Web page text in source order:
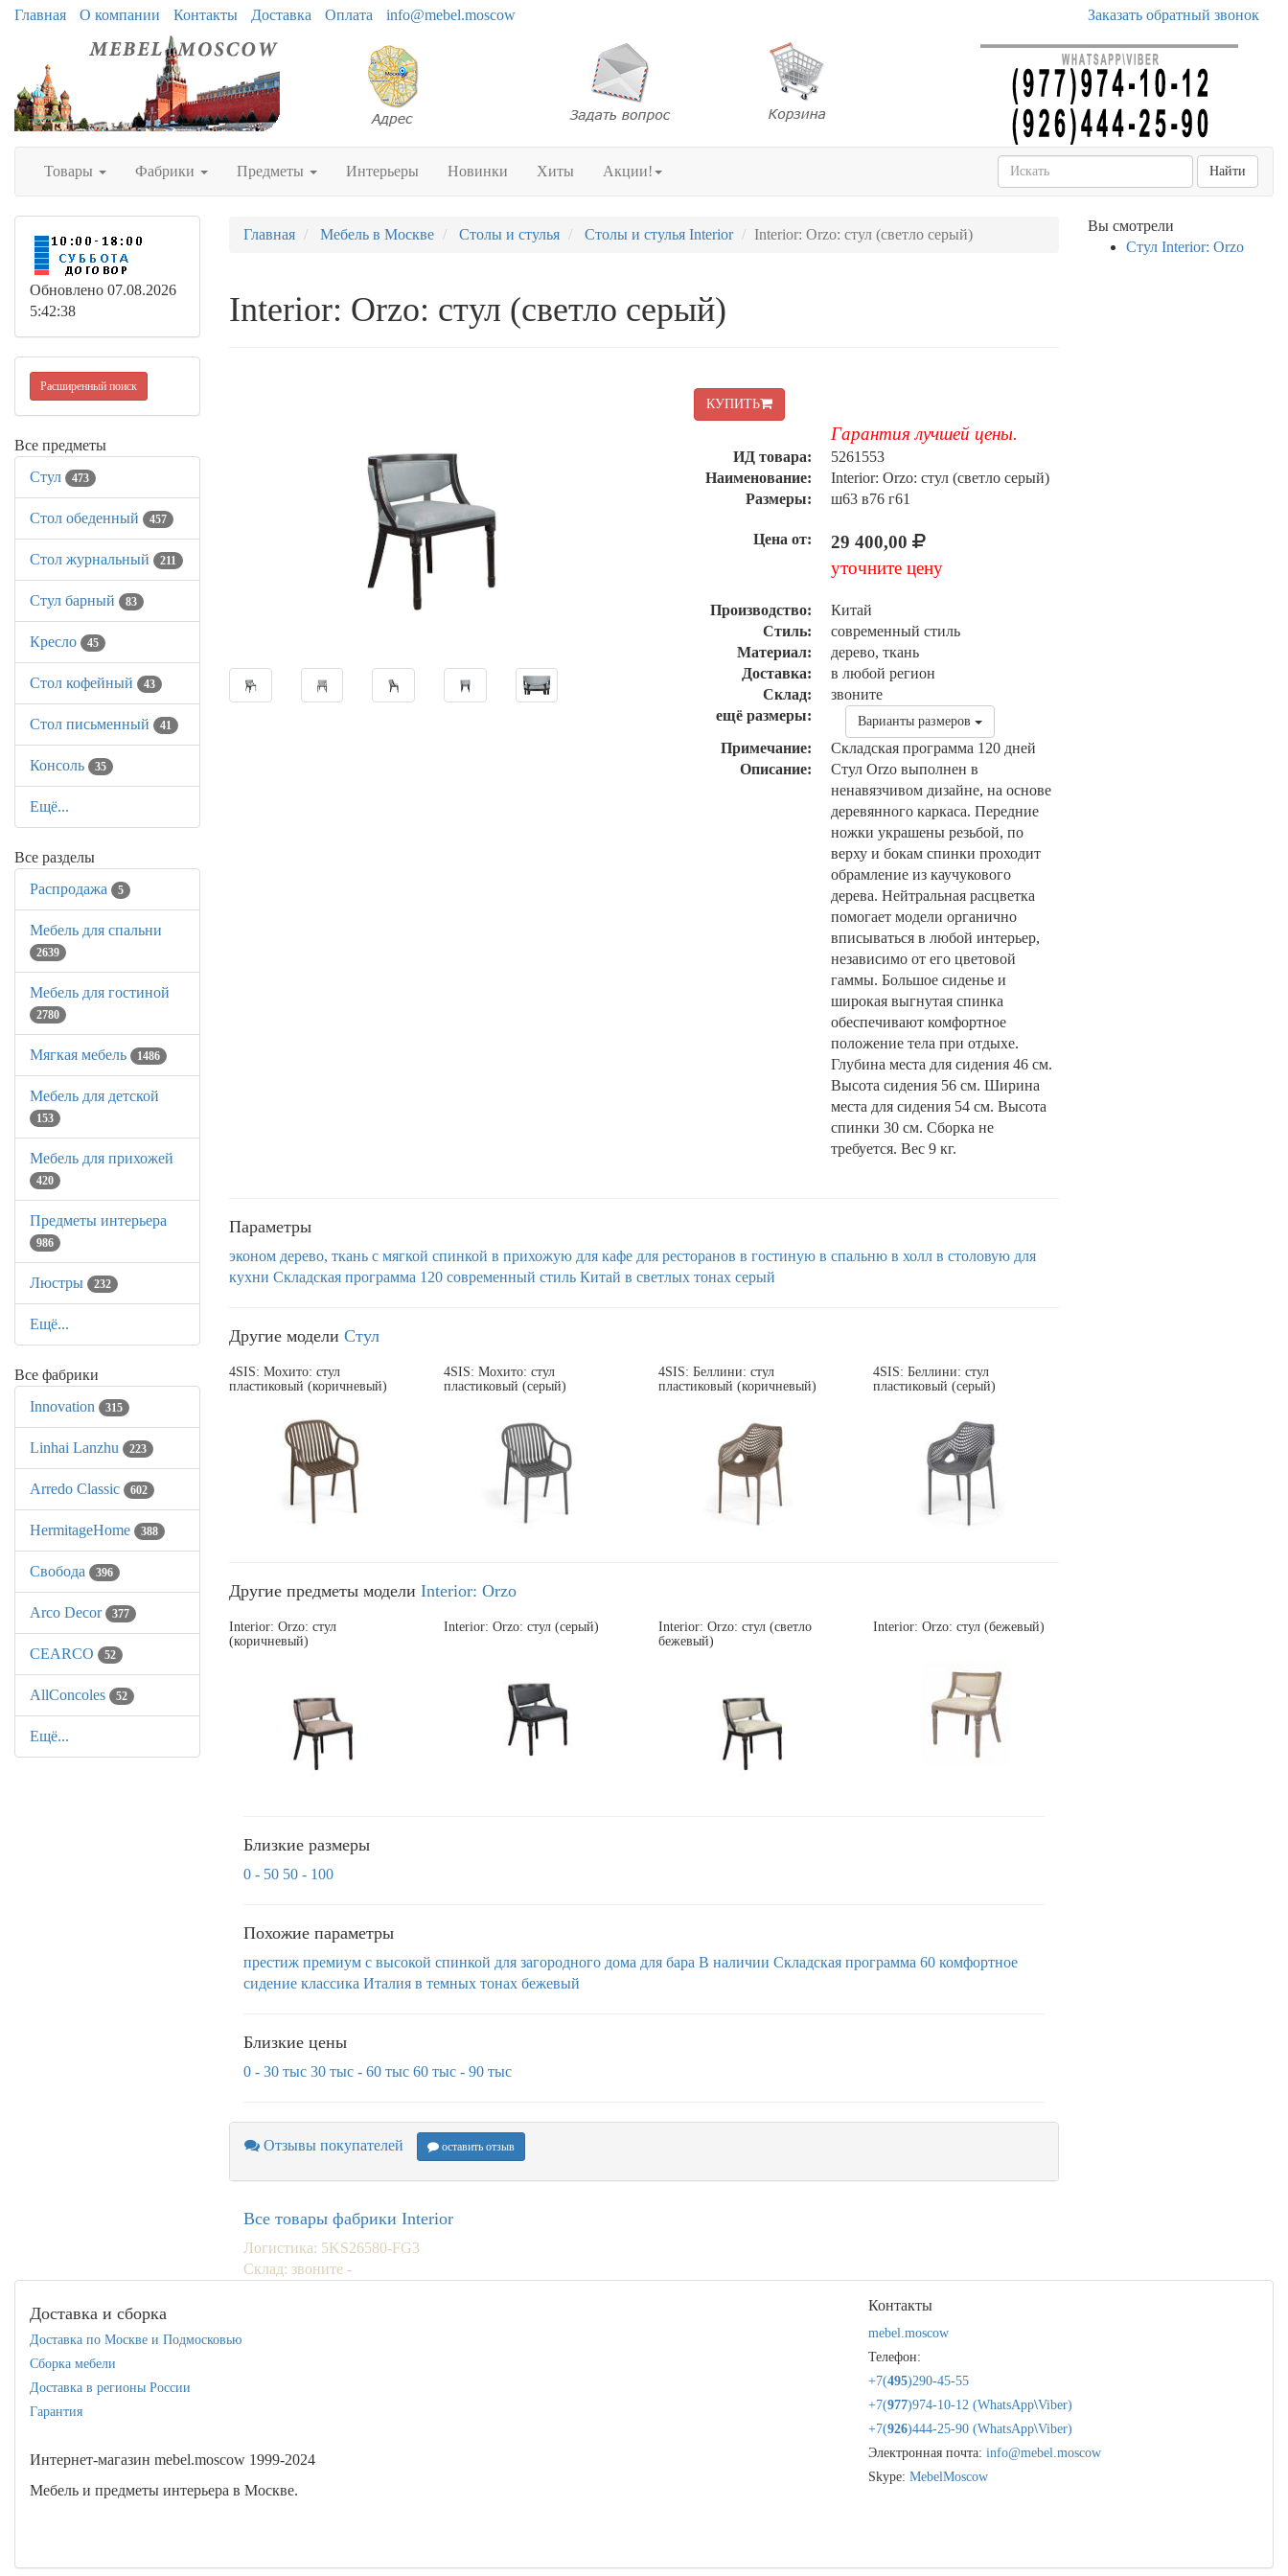
Главная О компании Контакты Доставка Оплата info@mebel.moscow Заказать обратный звонок
Товары Фабрики Предметы Интерьеры Новинки Хиты Акции! Найти
Обновлено 07.08.2026
5:42:38
Расширенный поиск
Все предметы
Стул
473
Стол обеденный 457
Стол журнальный 211
Стул барный 83
Кресло 45
Стол кофейный 43
Стол письменный 41
Консоль 35
Ещё...
Все разделы
Распродажа
5
Мебель для спальни
2639
Мебель для гостиной
2780
Мягкая мебель 1486
Мебель для детской
153
Мебель для прихожей
420
Предметы интерьера
986
Люстры 232
Ещё...
Все фабрики
Innovation
315
Linhai Lanzhu 223
Arredo Classic 602
HermitageHome 388
Свобода 396
Arco Decor 377
CEARCO 52
AllСoncoles 52
Ещё...
Главная Мебель в Москве Столы и стулья Столы и стулья Interior Interior: Orzo: стул (светло серый)
Interior: Orzo: стул (светло серый)
КУПИТЬ
Гарантия лучшей цены.
ИД товара:
5261553
Наименование:
Interior: Orzo: стул (светло серый)
Размеры:
ш63 в76 г61
Цена от:
29 400,00
уточните цену
Производство:
Китай
Стиль:
современный стиль
Материал:
дерево, ткань
Доставка:
в любой регион
Склад:
звоните
ещё размеры:
Варианты размеров
Примечание:
Складская программа 120 дней
Описание:
Стул Orzo выполнен в
ненавязчивом дизайне, на основе
деревянного каркаса. Передние
ножки украшены резьбой, по
верху и бокам спинки проходит
обрамление из каучукового
дерева. Нейтральная расцветка
помогает модели органично
вписываться в любой интерьер,
независимо от его цветовой
гаммы. Большое сиденье и
широкая выгнутая спинка
обеспечивают комфортное
положение тела при отдыхе.
Глубина места для сидения 46 см.
Высота сидения 56 см. Ширина
места для сидения 54 см. Высота
спинки 30 см. Сборка не
требуется. Вес 9 кг.
Параметры
эконом дерево, ткань с мягкой спинкой в прихожую для кафе для ресторанов в гостиную в спальню в холл в столовую для
кухни Складская программа 120 современный стиль Китай в светлых тонах серый
Другие модели Стул
4SIS: Мохито: стул
пластиковый (коричневый)
4SIS: Мохито: стул
пластиковый (серый)
4SIS: Беллини: стул
пластиковый (коричневый)
4SIS: Беллини: стул
пластиковый (серый)
Другие предметы модели Interior: Orzo
Interior: Orzo: стул
(коричневый)
Interior: Orzo: стул (серый)
Interior: Orzo: стул (светло
бежевый)
Interior: Orzo: стул (бежевый)
Близкие размеры
0 - 50 50 - 100
Похожие параметры
престиж премиум с высокой спинкой для загородного дома для бара В наличии Складская программа 60 комфортное
сидение классика Италия в темных тонах бежевый
Близкие цены
0 - 30 тыс 30 тыс - 60 тыс 60 тыс - 90 тыс
Отзывы покупателей оставить отзыв
Все товары фабрики Interior
Логистика: 5KS26580-FG3
Склад: звоните -
Вы смотрели
Стул Interior: Orzo
Доставка и сборка
Доставка по Москве и Подмосковью
Сборка мебели
Доставка в регионы России
Гарантия
Интернет-магазин mebel.moscow 1999-2024
Мебель и предметы интерьера в Москве.
Контакты
mebel.moscow
Телефон:
+7(495)290-45-55
+7(977)974-10-12 (WhatsApp\Viber)
+7(926)444-25-90 (WhatsApp\Viber)
Электронная почта: info@mebel.moscow
Skype: MebelMoscow